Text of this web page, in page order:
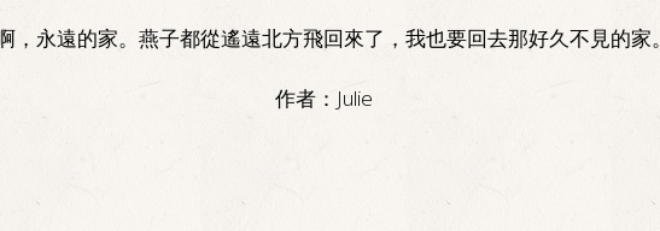
，永遠的家。燕子都從遙遠北方飛回來了，我也要回去那好久不見的家。
作者： Julie